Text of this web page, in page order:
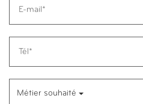
Métier souhaité